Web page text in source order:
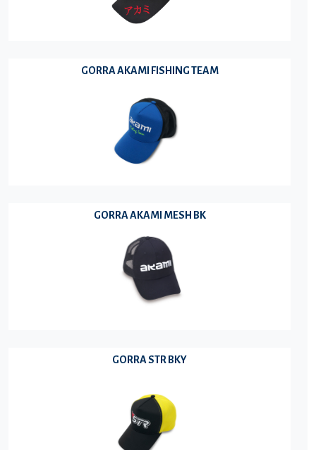
GORRA AKAMI FISHING TEAM
GORRA AKAMI MESH BK
GORRA STR BKY